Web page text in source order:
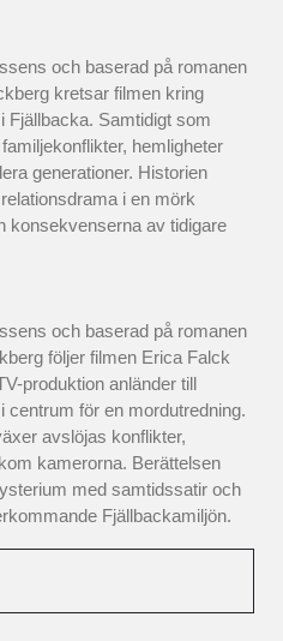
och baserad på romanen
kretsar filmen kring
Fjällbacka. Samtidigt som
hemligheter
generationer. Historien
i en mörk
konsekvenserna av tidigare
och baserad på romanen
följer filmen Erica Falck
produktion anländer till
centrum för en mordutredning.
avslöjas konflikter,
kamerorna. Berättelsen
med samtidssatir och
Fjällbackamiljön.